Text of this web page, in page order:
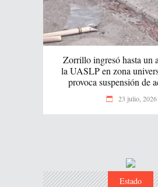
Zorrillo ingresó hasta un
la UASLP en zona
provoca suspensión de
23 julio, 2026
Estado